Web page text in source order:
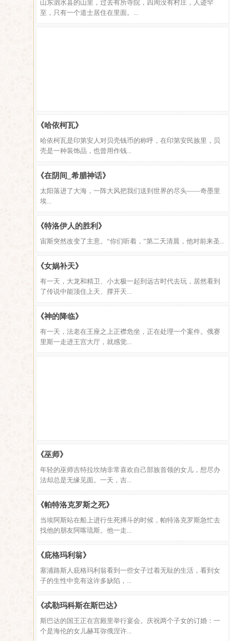
山东泗水县的山里，过去有所寺院，四周没有村庄，人迹罕
至，只有一个道士居住在里面。...
《哈依柯瓦》
哈依柯瓦是印第安人对贝壳钱币的称呼，在印第安民族里，贝
壳是一种装饰品，也曾用作钱...
《在阴间_希腊神话》
太阳落进了大海，一阵大风把我们送到世界的尽头——奇墨里
埃...
《特洛伊人的胜利》
宙斯突然改变了主意。“你们听着，”第二天清晨，他对前来圣...
《女娲补天》
有一天，大龙和精卫、小太极一起到远古时代去玩，居然看到
了传说中能顶住上天、撑开天...
《神的降临》
有一天，法老在王座之上正襟危坐，正在处理一个案件。俄赛
里斯一走进王宫大厅，就感觉...
《巫师》
年轻的巫师吉特拉坎纳非常喜欢自己部族首领的女儿，想尽办
法却总是无缘见面。一天，吉...
《帕特洛克罗斯之死》
当埃阿斯站在船上进行生死搏斗的时候，帕特洛克罗斯急忙去
找他的朋友阿喀琉斯。他一走...
《庇格玛利翁》
塞浦路斯人庇格玛利翁看到一些女子过着无耻的生活，看到女
子的生性中竞有这许多缺陷，...
《忒勒玛科斯在斯巴达》
斯巴达的国王正在宫殿里举行宴会。庆祝两个子女的订婚：一
个是海伦的女儿赫耳弥俄涅许...